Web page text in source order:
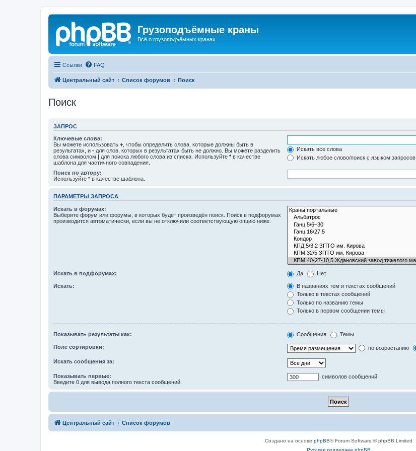
Грузоподъёмные краны
Всё о грузоподъёмных кранах
Ссылки FAQ
Центральный сайт Список форумов Поиск
Поиск
ЗАПРОС
Ключевые слова:
Вы можете использовать + , чтобы определить слова, которые должны быть в
результатах, и - для слов, которых в результатах быть не должно. Вы можете разделить
слова символом | для поиска любого слова из списка. Используйте * в качестве
шаблона для частичного совпадения.
Искать все слова
Искать любое слово/поиск с языком запросов
Поиск по автору:
Используйте * в качестве шаблона.
ПАРАМЕТРЫ ЗАПРОСА
Искать в форумах:
Выберите форум или форумы, в которых будет произведён поиск. Поиск в подфорумах
производится автоматически, если вы не отключили соответствующую опцию ниже.
Искать в подфорумах: Да Нет
Искать:
В названиях тем и текстах сообщений
Только в текстах сообщений
Только по названию темы
Только в первом сообщении темы
Показывать результаты как: Сообщения Темы
Поле сортировки: по возрастанию
Искать сообщения за:
Показывать первые:
Введите 0 для вывода полного текста сообщений.
символов сообщений
Центральный сайт Список форумов
Создано на основе phpBB® Forum Software © phpBB Limited
Русская поддержка phpBB